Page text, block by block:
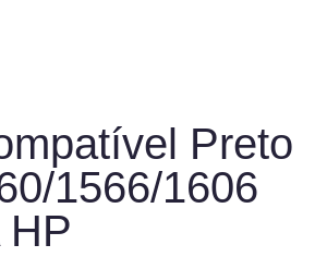
Preto
1566/1606
HP